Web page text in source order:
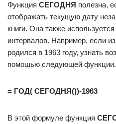
Функция СЕГОДНЯ полезна,
отображать текущую дату
книги. Она также
интервалов. Например, если
родился в 1963 году, узнать
помощью следующей функции.
= ГОД( СЕГОДНЯ())-1963
В этой формуле функция